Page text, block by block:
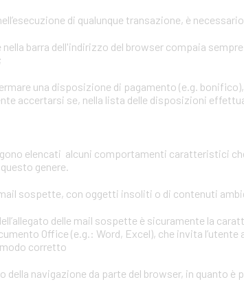
di qualunque transazione, è
nella barra dell'indirizzo del browser compaia
una disposizione di pagamento (e.g.
accertarsi se, nella lista delle disposizioni
elencati alcuni comportamenti caratteristici
genere.
sospette, con oggetti insoliti o di contenuti
delle mail sospette è sicuramente la
Office (e.g.: Word, Excel), che invita
corretto
della navigazione da parte del browser, in quanto